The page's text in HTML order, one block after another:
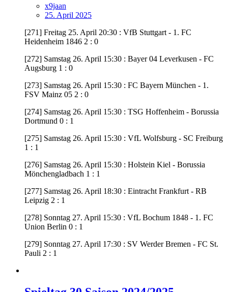
x9jaan
25. April 2025
[271] Freitag 25. April 20:30 : VfB Stuttgart - 1. FC
Heidenheim 1846 2 : 0
[272] Samstag 26. April 15:30 : Bayer 04 Leverkusen - FC
Augsburg 1 : 0
[273] Samstag 26. April 15:30 : FC Bayern München - 1.
FSV Mainz 05 2 : 0
[274] Samstag 26. April 15:30 : TSG Hoffenheim - Borussia
Dortmund 0 : 1
[275] Samstag 26. April 15:30 : VfL Wolfsburg - SC Freiburg
1 : 1
[276] Samstag 26. April 15:30 : Holstein Kiel - Borussia
Mönchengladbach 1 : 1
[277] Samstag 26. April 18:30 : Eintracht Frankfurt - RB
Leipzig 2 : 1
[278] Sonntag 27. April 15:30 : VfL Bochum 1848 - 1. FC
Union Berlin 0 : 1
[279] Sonntag 27. April 17:30 : SV Werder Bremen - FC St.
Pauli 2 : 1